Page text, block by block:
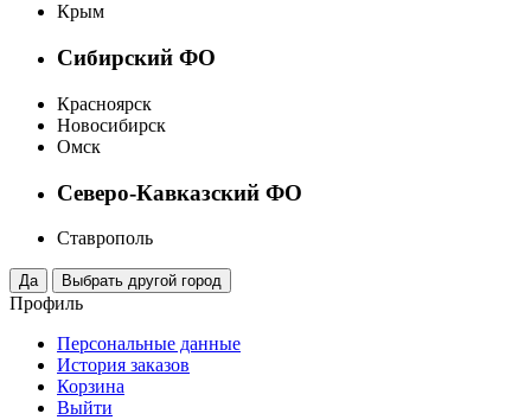
Крым
Сибирский ФО
Красноярск
Новосибирск
Омск
Северо-Кавказский ФО
Ставрополь
Профиль
Персональные данные
История заказов
Корзина
Выйти